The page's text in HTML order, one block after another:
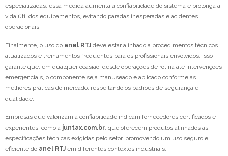
especializadas, essa medida aumenta a confiabilidade do sistema e prolonga a
vida útil dos equipamentos, evitando paradas inesperadas e acidentes
operacionais.
Finalmente, o uso do anel RTJ deve estar alinhado a procedimentos técnicos
atualizados e treinamentos frequentes para os profissionais envolvidos. Isso
garante que, em qualquer ocasião, desde operações de rotina até intervenções
emergenciais, o componente seja manuseado e aplicado conforme as
melhores práticas do mercado, respeitando os padrões de segurança e
qualidade.
Empresas que valorizam a confiabilidade indicam fornecedores certificados e
experientes, como a juntax.com.br, que oferecem produtos alinhados às
especificações técnicas exigidas pelo setor, promovendo um uso seguro e
eficiente do anel RTJ em diferentes contextos industriais.